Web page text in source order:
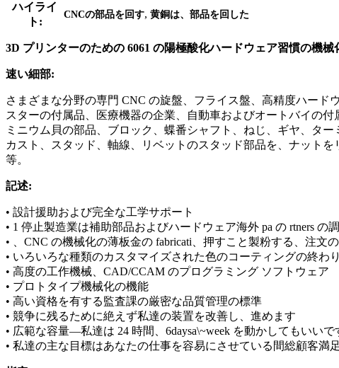
ハイライ
ト:
CNCの部品を回す, 黄銅は、部品を回した
3D プリンターのための 6061 の陽極酸化ハードウェア習慣の機
速い細部:
さまざまな分野の専門 CNC の旋盤、フライス盤、高精度ハー
スターの付属品、医療機器の企業、自動車およびオートバイの
ミニウム貝の部品、ブロック、蝶番シャフト、ねじ、ギヤ、タ
カスト、スタッド、軸線、リベットのスタッド部品を、ナット
等。
記述:
• 設計援助および完全な工学サポート
• 1 停止製造業は補助部品およびハードウェア海外 pa の rtners の
• 、CNC の機械化の薄板金の fabricati、押すこと製粉する、注
• いろいろな種類のカスタマイズされた色のコーティングの終わ
• 高度の工作機械、CAD/CCAM のプログラミング ソフトウェア
• プロトタイプ機械化の機能
• 高い資格を有する監査課の厳密な品質管理の標準
• 競争に残るために絶えず私達の装置を改善し、進めます
• 広範な容量—私達は 24 時間、6daysa\~week を動かしてもいいで
• 私達の主な目標はあなたの仕事を容易にさせている間総顧客満